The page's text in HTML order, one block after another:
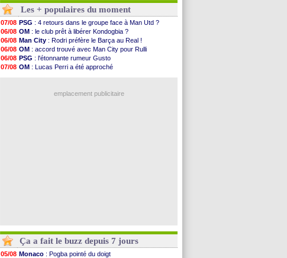
10h32
OM: le jour où tout a basculé pour Benatia
10h10 Heracles: Reine-Adélaïde, le sort s'acharne...
09h49
Monaco: Mawissa a gravement blessé Uche
09h35
OM : accord avec la Real Sociedad pour Aguerd
09h08
Barça: Araujo va partir en prêt à Liverpool
08h54
OM : Côme pousse pour Gouiri
08h32
Man Utd: le groupe pour défier le PSG
07/08 L3: Caen premier leader
: le transfert d'Asllani tombe à l'eau
Les + populaires du moment
07/08 PSG : 4 retours dans le groupe face à Man Utd ?
06/08 OM : le club prêt à libérer Kondogbia ?
06/08 Man City : Rodri préfère le Barça au Real !
06/08 OM : accord trouvé avec Man City pour Rulli
06/08 PSG : l'étonnante rumeur Gusto
07/08 OM : Lucas Perri a été approché
emplacement publicitaire
Ça a fait le buzz depuis 7 jours
05/08 Monaco : Pogba pointé du doigt